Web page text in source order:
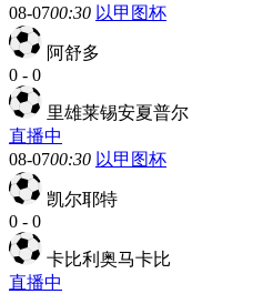
08-0700:30 以甲图杯
阿舒多
0 - 0
里雄莱锡安夏普尔
直播中
08-0700:30 以甲图杯
凯尔耶特
0 - 0
卡比利奥马卡比
直播中